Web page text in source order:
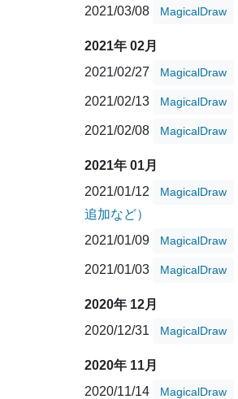
2021/03/08 MagicalDraw
2021年 02月
2021/02/27
MagicalDraw
2021/02/13 MagicalDraw
2021/02/08 MagicalDraw
2021年 01月
2021/01/12
MagicalDraw
追加など）
2021/01/09
MagicalDraw
2021/01/03 MagicalDraw
2020年 12月
2020/12/31
MagicalDraw
2020年 11月
2020/11/14
MagicalDraw